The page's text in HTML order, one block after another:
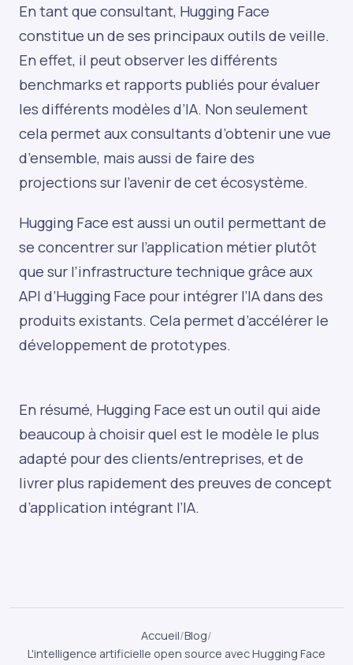
En tant que consultant, Hugging Face
constitue un de ses principaux outils de veille.
En effet, il peut observer les différents
benchmarks et rapports publiés pour évaluer
les différents modèles d’IA. Non seulement
cela permet aux consultants d’obtenir une vue
d’ensemble, mais aussi de faire des
projections sur l’avenir de cet écosystème.
Hugging Face est aussi un outil permettant de
se concentrer sur l’application métier plutôt
que sur l’infrastructure technique grâce aux
API d’Hugging Face pour intégrer l’IA dans des
produits existants. Cela permet d’accélérer le
développement de prototypes.
En résumé, Hugging Face est un outil qui aide
beaucoup à choisir quel est le modèle le plus
adapté pour des clients/entreprises, et de
livrer plus rapidement des preuves de concept
d’application intégrant l’IA.
Accueil/Blog/
L'intelligence artificielle open source avec Hugging Face